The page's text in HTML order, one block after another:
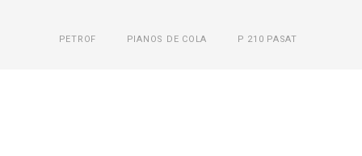
PETROF PIANOS DE COLA P 210 PASAT